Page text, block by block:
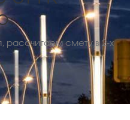
рассчитаем смету в 2-х